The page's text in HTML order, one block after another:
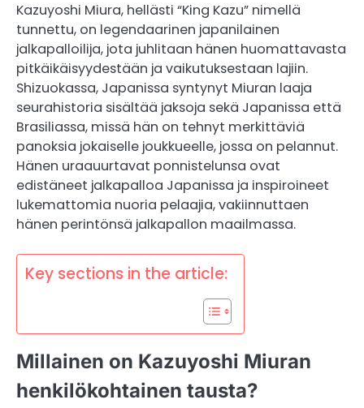
Kazuyoshi Miura, hellästi “King Kazu” nimellä
tunnettu, on legendaarinen japanilainen
jalkapalloilija, jota juhlitaan hänen huomattavasta
pitkäikäisyydestään ja vaikutuksestaan lajiin.
Shizuokassa, Japanissa syntynyt Miuran laaja
seurahistoria sisältää jaksoja sekä Japanissa että
Brasiliassa, missä hän on tehnyt merkittäviä
panoksia jokaiselle joukkueelle, jossa on pelannut.
Hänen uraauurtavat ponnistelunsa ovat
edistäneet jalkapalloa Japanissa ja inspiroineet
lukemattomia nuoria pelaajia, vakiinnuttaen
hänen perintönsä jalkapallon maailmassa.
Key sections in the article:
Millainen on Kazuyoshi Miuran
henkilökohtainen tausta?